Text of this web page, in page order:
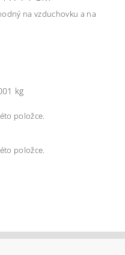
na vzduchovku a na
kg
položce.
položce.